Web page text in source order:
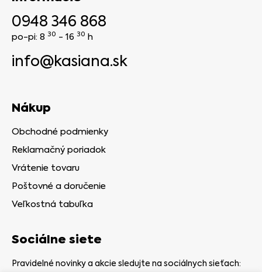
0948 346 868
po-pi: 8 30 - 16 30 h
info@kasiana.sk
Nákup
Obchodné podmienky
Reklamačný poriadok
Vrátenie tovaru
Poštovné a doručenie
Veľkostná tabuľka
Sociálne siete
Pravidelné novinky a akcie sledujte na sociálnych sieťach: